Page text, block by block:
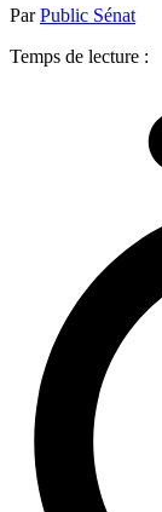
ParPublic Sénat
Temps de lecture :